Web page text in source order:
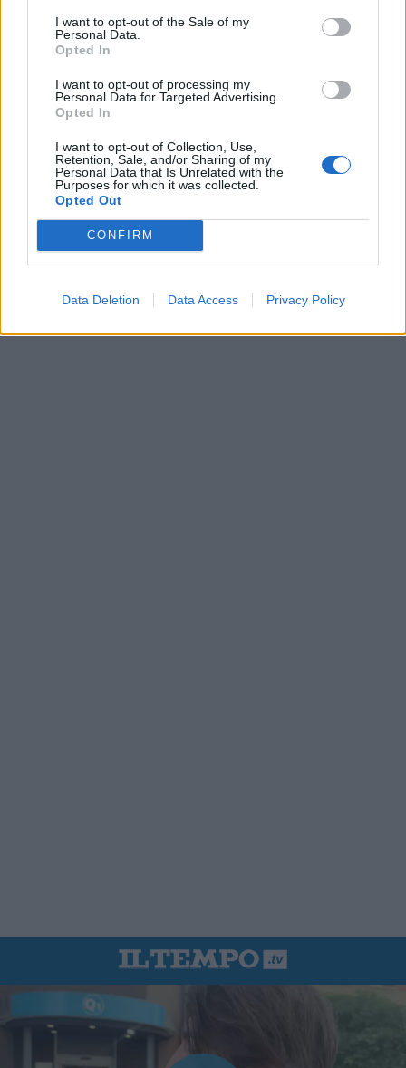
I want to opt-out of the Sale of my
Personal Data.
Opted In
I want to opt-out of processing my
Personal Data for Targeted Advertising.
Opted In
I want to opt-out of Collection, Use,
Retention, Sale, and/or Sharing of my
Personal Data that Is Unrelated with the
Purposes for which it was collected.
Opted Out
CONFIRM
Data Deletion Data Access Privacy Policy
In evidenza